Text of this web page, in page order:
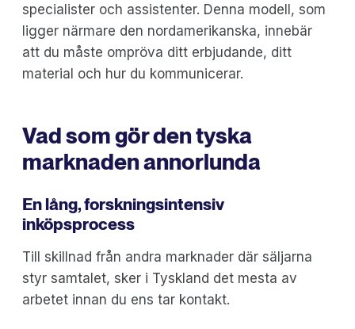
specialister och assistenter. Denna modell, som
ligger närmare den nordamerikanska, innebär
att du måste ompröva ditt erbjudande, ditt
material och hur du kommunicerar.
Vad som gör den tyska
marknaden annorlunda
En lång, forskningsintensiv
inköpsprocess
Till skillnad från andra marknader där säljarna
styr samtalet, sker i Tyskland det mesta av
arbetet innan du ens tar kontakt.